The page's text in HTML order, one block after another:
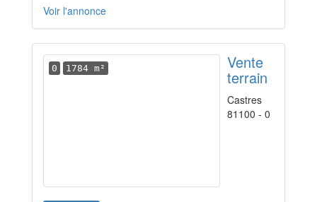
Voir l'annonce
0 1784 m² Vente
terrain
Castres
81100 - 0